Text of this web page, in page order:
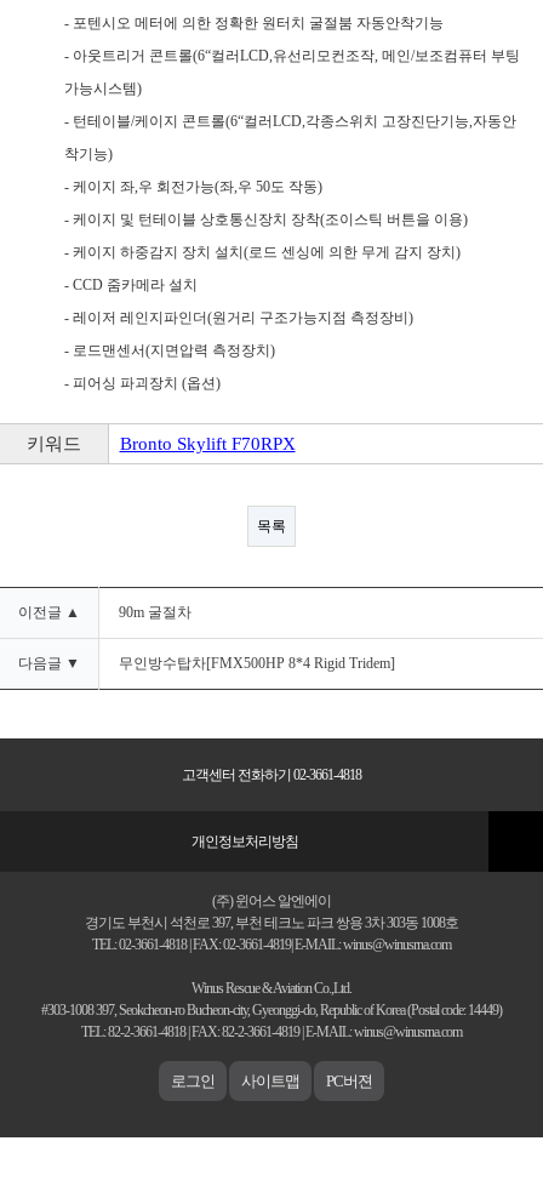
- 포텐시오 메터에 의한 정확한 원터치 굴절붐 자동안착기능
- 아웃트리거 콘트롤(6“컬러LCD,유선리모컨조작, 메인/보조컴퓨터 부팅
가능시스템)
- 턴테이블/케이지 콘트롤(6“컬러LCD,각종스위치 고장진단기능,자동안
착기능)
- 케이지 좌,우 회전가능(좌,우 50도 작동)
- 케이지 및 턴테이블 상호통신장치 장착(조이스틱 버튼을 이용)
- 케이지 하중감지 장치 설치(로드 센싱에 의한 무게 감지 장치)
- CCD 줌카메라 설치
- 레이저 레인지파인더(원거리 구조가능지점 측정장비)
- 로드맨센서(지면압력 측정장치)
- 피어싱 파괴장치 (옵션)
키워드 Bronto Skylift F70RPX
목록
이전글 ▲ 90m 굴절차
다음글 ▼ 무인방수탑차[FMX500HP 8*4 Rigid Tridem]
고객센터 전화하기 02-3661-4818
개인정보처리방침
(주) 윈어스 알엔에이
경기도 부천시 석천로 397, 부천 테크노 파크 쌍용 3차 303동 1008호
TEL: 02-3661-4818 | FAX: 02-3661-4819| E-MAIL: winus@winusrna.com
Winus Rescue & Aviation Co.,Ltd.
#303-1008 397, Seokcheon-ro Bucheon-city, Gyeonggi-do, Republic of Korea (Postal code: 14449)
TEL: 82-2-3661-4818 | FAX: 82-2-3661-4819 | E-MAIL: winus@winusrna.com
로그인 사이트맵 PC버젼